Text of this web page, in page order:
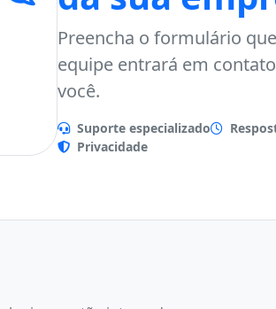
Preencha o formulário
equipe entrará em
você.
Suporte especializado
Privacidade